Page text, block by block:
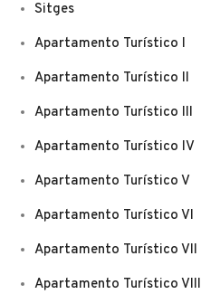
Sitges
Apartamento Turístico I
Apartamento Turístico II
Apartamento Turístico III
Apartamento Turístico IV
Apartamento Turístico V
Apartamento Turístico VI
Apartamento Turístico VII
Apartamento Turístico VIII